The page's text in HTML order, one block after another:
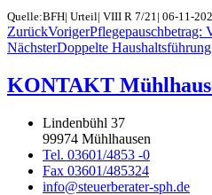
Quelle:BFH| Urteil| VIII R 7/21| 06-11-
ZurückVorigerPflegepauschbetrag:
NächsterDoppelte
KONTAKT
Lindenbühl 37
99974 Mühlhausen
Tel. 03601/4853 -0
Fax 03601/485324
info@steuerberater-sph.de